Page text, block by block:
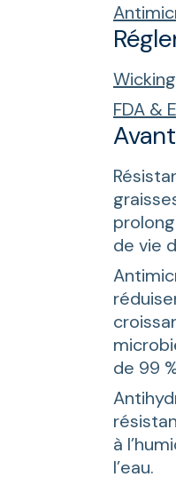
FDA &
de vie
de 99
à
l’eau.